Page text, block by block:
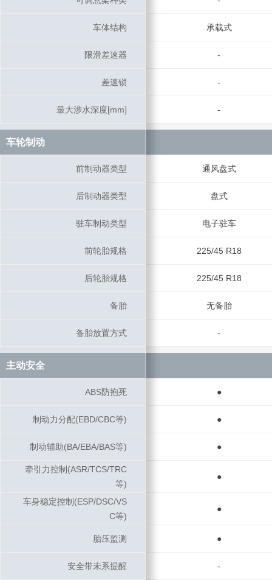
车体结构 承载式
限滑差速器 -
差速锁 -
最大涉水深度[mm] -
车轮制动
前制动器类型 通风盘式
后制动器类型 盘式
驻车制动类型 电子驻车
前轮胎规格 225/45 R18
后轮胎规格 225/45 R18
备胎 无备胎
备胎放置方式 -
主动安全
ABS防抱死 ●
制动力分配(EBD/CBC等) ●
制动辅助(BA/EBA/BAS等) ●
牵引力控制(ASR/TCS/TRC
等)
●
车身稳定控制(ESP/DSC/VS
C等)
●
胎压监测 ●
安全带未系提醒 -
车体结构
限滑差速器
差速锁
最大涉水深度[mm]
车轮制动
前制动器类型
后制动器类型
驻车制动类型
前轮胎规格
后轮胎规格
备胎
备胎放置方式
主动安全
ABS防抱死
制动力分配(EBD/CBC等)
制动辅助(BA/EBA/BAS等)
牵引力控制(ASR/TCS/TRC
等)
车身稳定控制(ESP/DSC/VS
C等)
胎压监测
安全带未系提醒